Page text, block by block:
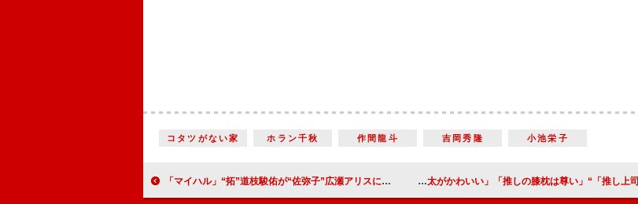
コタツがない家 ホラン千秋 作間龍斗 吉岡秀隆 小池栄子
「マイハル」“拓”道枝駿佑が“佐弥子”広瀬アリスに別れを決断 「空港での涙の別れ。泣けた」